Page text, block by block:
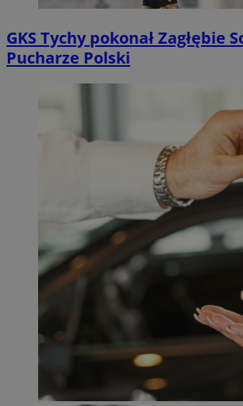
GKS Tychy pokonał Zagłębie
Pucharze Polski